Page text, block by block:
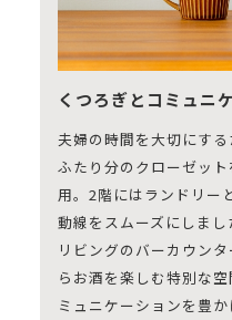
くつろぎとコミュニ
夫婦の時間を大切にする
ふたり分のクローゼッ
用。2階にはランドリー
動線をスムーズにしまし
リビングのバーカウン
らお酒を楽しむ特別な
ミュニケーションを豊